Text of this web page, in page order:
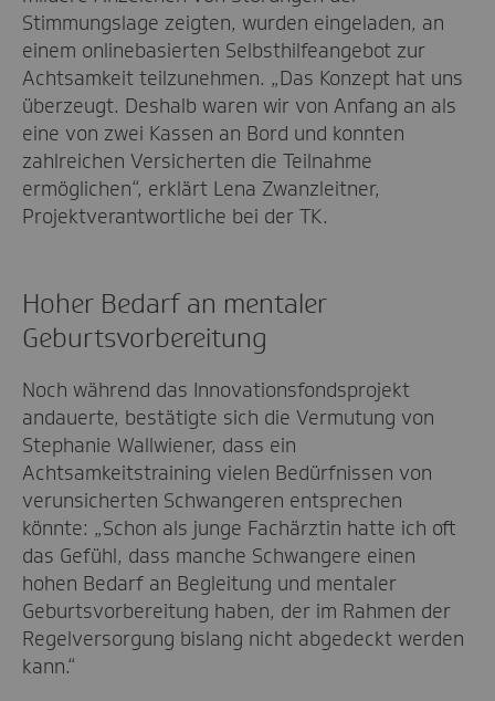
Stimmungslage zeigten, wurden eingeladen, an
einem onlinebasierten Selbsthilfeangebot zur
Achtsamkeit teilzunehmen. „Das Konzept hat uns
überzeugt. Deshalb waren wir von Anfang an als
eine von zwei Kassen an Bord und konnten
zahlreichen Versicherten die Teilnahme
ermöglichen“, erklärt Lena Zwanzleitner,
Projektverantwortliche bei der TK.
Hoher Bedarf an mentaler
Geburtsvorbereitung
Noch während das Innovationsfondsprojekt
andauerte, bestätigte sich die Vermutung von
Stephanie Wallwiener, dass ein
Achtsamkeitstraining vielen Bedürfnissen von
verunsicherten Schwangeren entsprechen
könnte: „Schon als junge Fachärztin hatte ich oft
das Gefühl, dass manche Schwangere einen
hohen Bedarf an Begleitung und mentaler
Geburtsvorbereitung haben, der im Rahmen der
Regelversorgung bislang nicht abgedeckt werden
kann.“